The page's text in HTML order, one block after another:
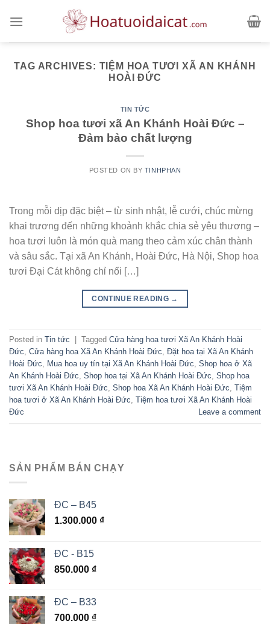
TAG ARCHIVES: TIỆM HOA TƯƠI XÃ AN KHÁNH
HOÀI ĐỨC
TIN TỨC
Shop hoa tươi xã An Khánh Hoài Đức –
Đảm bảo chất lượng
POSTED ON BY TINHPHAN
Trong mỗi dịp đặc biệt – từ sinh nhật, lễ cưới, chúc mừng
khai trương đến những khoảnh khắc chia sẻ yêu thương –
hoa tươi luôn là món quà mang theo cảm xúc chân thành
và sâu sắc. Tại xã An Khánh, Hoài Đức, Hà Nội, Shop hoa
tươi Đại Cát không chỉ nổi […]
CONTINUE READING →
Posted in Tin tức Tagged Cửa hàng hoa tươi Xã An Khánh Hoài
Đức Cửa hàng hoa Xã An Khánh Hoài Đức Đặt hoa tại Xã An Khánh
Hoài Đức
Mua hoa uy tín tại Xã An Khánh Hoài Đức Shop hoa ở Xã
An Khánh Hoài Đức Shop hoa tại Xã An Khánh Hoài Đức Shop hoa
tươi Xã An Khánh Hoài Đức Shop hoa Xã An Khánh Hoài Đức Tiệm
hoa tươi ở Xã An Khánh Hoài Đức Tiệm hoa tươi Xã An Khánh Hoài
Đức
Leave a comment
SẢN PHẨM BÁN CHẠY
ĐC – B45
1.300.000 ₫
ĐC - B15
850.000 ₫
ĐC – B33
700.000 ₫